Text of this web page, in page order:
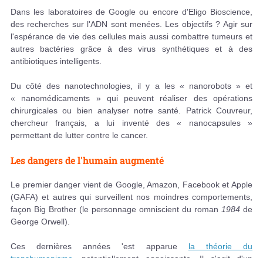
Dans les laboratoires de Google ou encore d'Eligo Bioscience,
des recherches sur l'ADN sont menées. Les objectifs ? Agir sur
l'espérance de vie des cellules mais aussi combattre tumeurs et
autres bactéries grâce à des virus synthétiques et à des
antibiotiques intelligents.
Du côté des nanotechnologies, il y a les « nanorobots » et
« nanomédicaments » qui peuvent réaliser des opérations
chirurgicales ou bien analyser notre santé. Patrick Couvreur,
chercheur français, a lui inventé des « nanocapsules »
permettant de lutter contre le cancer.
Les dangers de l'humain augmenté
Le premier danger vient de Google, Amazon, Facebook et Apple
(GAFA) et autres qui surveillent nos moindres comportements,
façon Big Brother (le personnage omniscient du roman 1984 de
George Orwell).
Ces dernières années 'est apparue la théorie du